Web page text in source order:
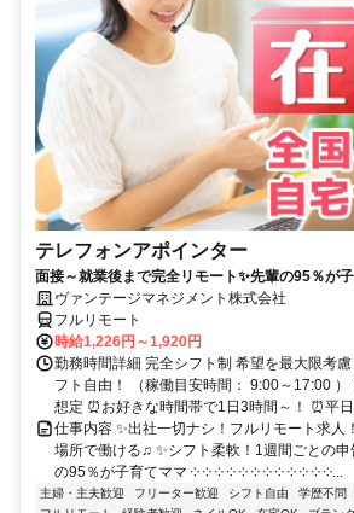
テレフォンアポインター
面接～就業後まで完全リモート✨先輩の95％が
ヴァンテージマネジメント株式会社
フルリモート
時給1,226円～1,920円
勤務時間詳細 完全シフト制 希望を最大限考
フト自由！ （稼働目安時間： 9:00～17:00
想定 ⏰お好きな時間帯で1日3時間～！ ⏰平日
仕事内容 ✨出社一切ナシ！フルリモート求人
場所で働ける♫ ✨シフト柔軟！1週間ごとの申
の95％が子育てママ ༶ ༶ ༶ ༶ ༶ ༶ ༶ ༶ ༶ ༶ ༶ ༶...
主婦・主夫歓迎 フリーター歓迎 シフト自由 学歴不問